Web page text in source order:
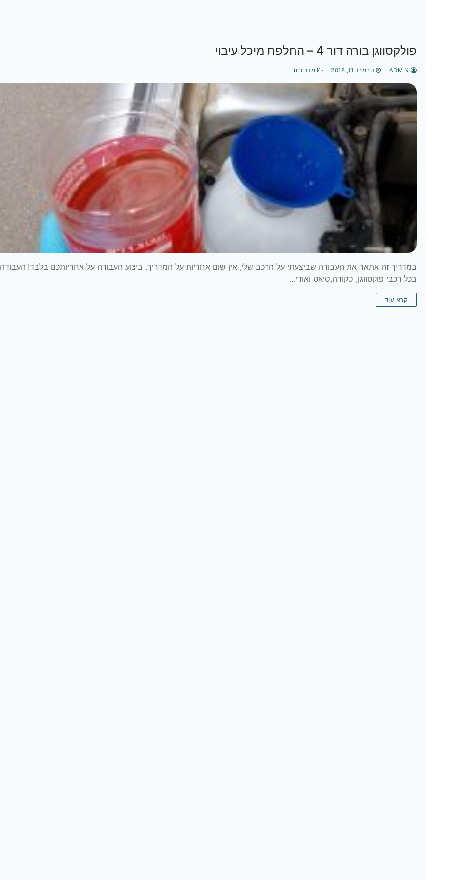
פולקסווגן בורה דור 4 – החלפת מיכל עיבוי
נובמבר 11, 2018 מדריכים
​במדריך זה אתאר את העבודה שביצעתי על הרכב שלי, אין שום אחריות על המדריך. ביצוע העבודה על אחריותכם בלבד! העבודה
בכל רכבי פוקסווגן, סקודה,סיאט ואודי…
קרא עוד